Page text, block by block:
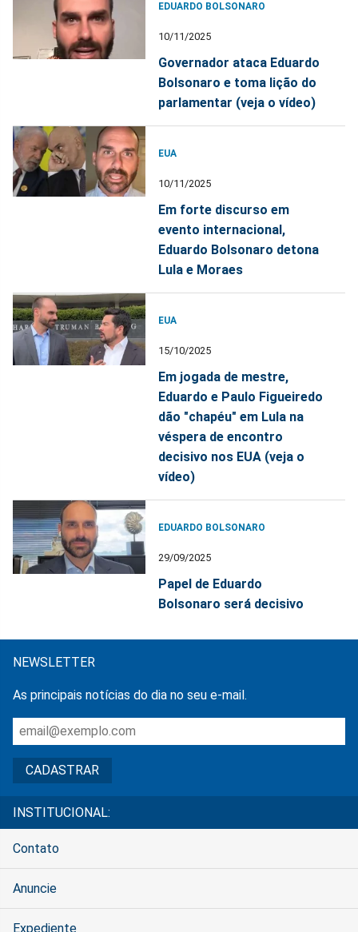
EDUARDO BOLSONARO
10/11/2025
Governador ataca Eduardo
Bolsonaro e toma lição do
parlamentar (veja o vídeo)
EUA
10/11/2025
Em forte discurso em
evento internacional,
Eduardo Bolsonaro detona
Lula e Moraes
EUA
15/10/2025
Em jogada de mestre,
Eduardo e Paulo Figueiredo
dão "chapéu" em Lula na
véspera de encontro
decisivo nos EUA (veja o
vídeo)
EDUARDO BOLSONARO
29/09/2025
Papel de Eduardo
Bolsonaro será decisivo
NEWSLETTER
As principais notícias do dia no seu e-mail.
INSTITUCIONAL:
Contato
Anuncie
Expediente